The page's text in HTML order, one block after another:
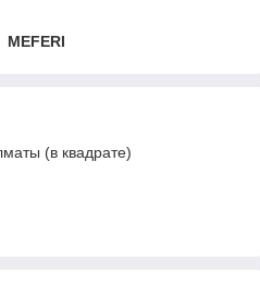
MEFERI
(в квадрате)